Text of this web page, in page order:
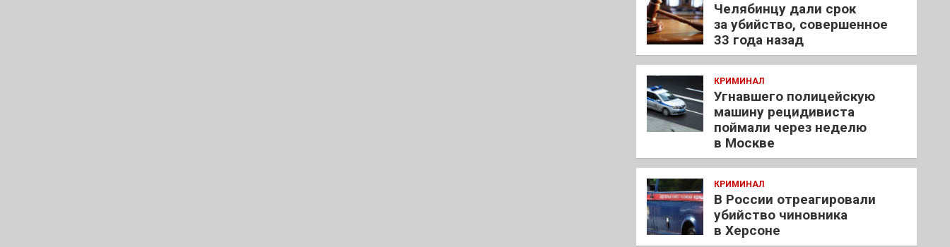
Челябинцу дали срок
за убийство, совершенное
33 года назад
КРИМИНАЛ
Угнавшего полицейскую
машину рецидивиста
поймали через неделю
в Москве
КРИМИНАЛ
В России отреагировали
убийство чиновника
в Херсоне